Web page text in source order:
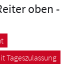
oben -
Tageszulassung